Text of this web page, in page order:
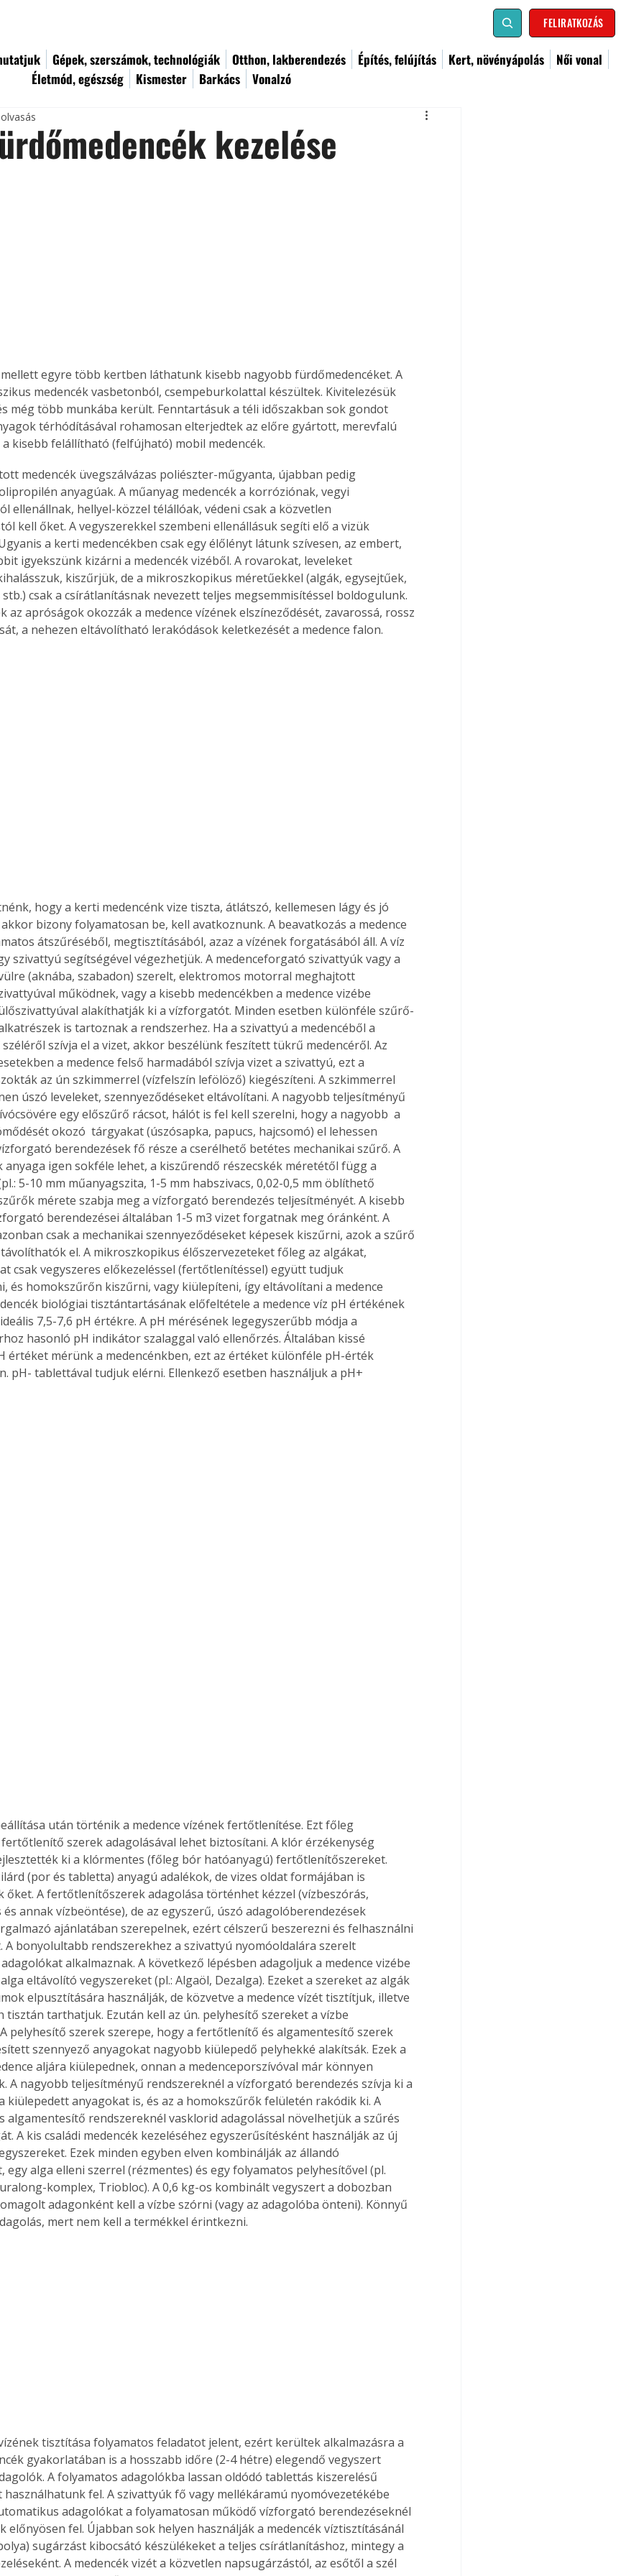
FELIRATKOZÁS
Gépek, szerszámok, technológiák Otthon, lakberendezés Építés, felújítás Kert, növényápolás
Női vonal
Életmód, egészség
Kismester Barkács Vonalzó
az
Együtt jobban megéri!
Bővebb információ itt!
Gyógyító növények: a
természet kincsei az
kezelése
egyre több kertben láthatunk kisebb nagyobb fürdőmedencéket. A
medencék vasbetonból, csempeburkolattal készültek. Kivitelezésük
még több munkába került. Fenntartásuk a téli időszakban sok gondot
térhódításával rohamosan elterjedtek az előre gyártott, merevfalú
a kisebb felállítható (felfújható) mobil medencék.
medencék üvegszálvázas poliészter-műgyanta, újabban pedig
anyagúak. A műanyag medencék a korróziónak, vegyi
ellenállnak, hellyel-közzel télállóak, védeni csak a közvetlen
kell őket. A vegyszerekkel szembeni ellenállásuk segíti elő a vizük
a kerti medencékben csak egy élőlényt látunk szívesen, az embert,
igyekszünk kizárni a medencék vizéből. A rovarokat, leveleket
kiszűrjük, de a mikroszkopikus méretűekkel (algák, egysejtűek,
csak a csírátlanításnak nevezett teljes megsemmisítéssel boldogulunk.
az apróságok okozzák a medence vízének elszíneződését, zavarossá, rossz
a nehezen eltávolítható lerakódások keletkezését a medence falon.
hogy a kerti medencénk vize tiszta, átlátszó, kellemesen lágy és jó
bizony folyamatosan be, kell avatkoznunk. A beavatkozás a medence
átszűréséből, megtisztításából, azaz a vízének forgatásából áll. A víz
szivattyú segítségével végezhetjük. A medenceforgató szivattyúk vagy a
(aknába, szabadon) szerelt, elektromos motorral meghajtott
működnek, vagy a kisebb medencékben a medence vizébe
alakíthatják ki a vízforgatót. Minden esetben különféle szűrő-
is tartoznak a rendszerhez. Ha a szivattyú a medencéből a
szívja el a vizet, akkor beszélünk feszített tükrű medencéről. Az
a medence felső harmadából szívja vizet a szivattyú, ezt a
az ún szkimmerrel (vízfelszín lefölöző) kiegészíteni. A szkimmerrel
úszó leveleket, szennyeződéseket eltávolítani. A nagyobb teljesítményű
egy előszűrő rácsot, hálót is fel kell szerelni, hogy a nagyobb  a
okozó  tárgyakat (úszósapka, papucs, hajcsomó) el lehessen
berendezések fő része a cserélhető betétes mechanikai szűrő. A
igen sokféle lehet, a kiszűrendő részecskék méretétől függ a
5-10 mm műanyagszita, 1-5 mm habszivacs, 0,02-0,5 mm öblíthető
mérete szabja meg a vízforgató berendezés teljesítményét. A kisebb
berendezései általában 1-5 m3 vizet forgatnak meg óránként. A
csak a mechanikai szennyeződéseket képesek kiszűrni, azok a szűrő
el. A mikroszkopikus élőszervezeteket főleg az algákat,
csak vegyszeres előkezeléssel (fertőtlenítéssel) együtt tudjuk
és homokszűrőn kiszűrni, vagy kiülepíteni, így eltávolítani a medence
biológiai tisztántartásának előfeltétele a medence víz pH értékének
7,5-7,6 pH értékre. A pH mérésének legegyszerűbb módja a
hasonló pH indikátor szalaggal való ellenőrzés. Általában kissé
értéket mérünk a medencénkben, ezt az értéket különféle pH-érték
pH- tablettával tudjuk elérni. Ellenkező esetben használjuk a pH+
szerek adagolásával lehet biztosítani. A klór érzékenység
ki a klórmentes (főleg bór hatóanyagú) fertőtlenítőszereket.
(por és tabletta) anyagú adalékok, de vizes oldat formájában is
őket. A fertőtlenítőszerek adagolása történhet kézzel (vízbeszórás,
annak vízbeöntése), de az egyszerű, úszó adagolóberendezések
ajánlatában szerepelnek, ezért célszerű beszerezni és felhasználni
A bonyolultabb rendszerekhez a szivattyú nyomóoldalára szerelt
alkalmaznak. A következő lépésben adagoljuk a medence vizébe
eltávolító vegyszereket (pl.: Algaöl, Dezalga). Ezeket a szereket az algák
elpusztítására használják, de közvetve a medence vízét tisztítjuk, illetve
tisztán tarthatjuk. Ezután kell az ún. pelyhesítő szereket a vízbe
pelyhesítő szerek szerepe, hogy a fertőtlenítő és algamentesítő szerek
szennyező anyagokat nagyobb kiülepedő pelyhekké alakítsák. Ezek a
aljára kiülepednek, onnan a medenceporszívóval már könnyen
A nagyobb teljesítményű rendszereknél a vízforgató berendezés szívja ki a
kiülepedett anyagokat is, és az a homokszűrők felületén rakódik ki. A
algamentesítő rendszereknél vasklorid adagolással növelhetjük a szűrés
A kis családi medencék kezeléséhez egyszerűsítésként használják az új
Ezek minden egyben elven kombinálják az állandó
alga elleni szerrel (rézmentes) és egy folyamatos pelyhesítővel (pl.
komplex, Triobloc). A 0,6 kg-os kombinált vegyszert a dobozban
adagonként kell a vízbe szórni (vagy az adagolóba önteni). Könnyű
mert nem kell a termékkel érintkezni.
tisztítása folyamatos feladatot jelent, ezért kerültek alkalmazásra a
gyakorlatában is a hosszabb időre (2-4 hétre) elegendő vegyszert
A folyamatos adagolókba lassan oldódó tablettás kiszerelésű
használhatunk fel. A szivattyúk fő vagy mellékáramú nyomóvezetékébe
adagolókat a folyamatosan működő vízforgató berendezéseknél
előnyösen fel. Újabban sok helyen használják a medencék víztisztításánál
sugárzást kibocsátó készülékeket a teljes csírátlanításhoz, mintegy a
A medencék vizét a közvetlen napsugárzástól, az esőtől a szél